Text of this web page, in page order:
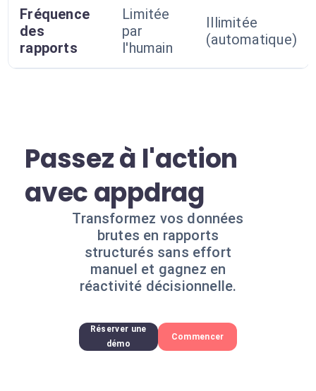
Fréquence
des
rapports
Limitée
par
l'humain
Illimitée
(automatique)
Passez à l'action
avec appdrag
Transformez vos données
brutes en rapports
structurés sans effort
manuel et gagnez en
réactivité décisionnelle.
Réserver une
démo
Commencer